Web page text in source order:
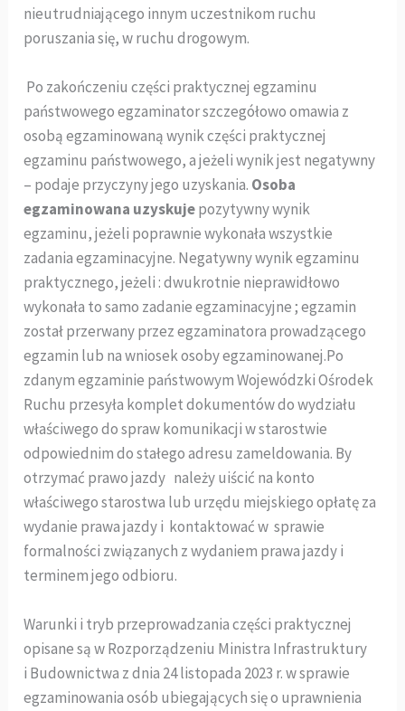
nieutrudniającego innym uczestnikom ruchu
poruszania się, w ruchu drogowym.
Po zakończeniu części praktycznej egzaminu
państwowego egzaminator szczegółowo omawia z
osobą egzaminowaną wynik części praktycznej
egzaminu państwowego, a jeżeli wynik jest negatywny
– podaje przyczyny jego uzyskania. Osoba
egzaminowana uzyskujepozytywny wynik
egzaminu, jeżeli poprawnie wykonała wszystkie
zadania egzaminacyjne. Negatywny wynik egzaminu
praktycznego, jeżeli : dwukrotnie nieprawidłowo
wykonała to samo zadanie egzaminacyjne ; egzamin
został przerwany przez egzaminatora prowadzącego
egzamin lub na wniosek osoby egzaminowanej.Po
zdanym egzaminie państwowym Wojewódzki Ośrodek
Ruchu przesyła komplet dokumentów do wydziału
właściwego do spraw komunikacji w starostwie
odpowiednim do stałego adresu zameldowania. By
otrzymać prawo jazdy należy uiścić na konto
właściwego starostwa lub urzędu miejskiego opłatę za
wydanie prawa jazdy i kontaktować w sprawie
formalności związanych z wydaniem prawa jazdy i
terminem jego odbioru.
Warunki i tryb przeprowadzania części praktycznej
opisane są w Rozporządzeniu Ministra Infrastruktury
i Budownictwa z dnia 24 listopada 2023 r. w sprawie
egzaminowania osób ubiegających się o uprawnienia